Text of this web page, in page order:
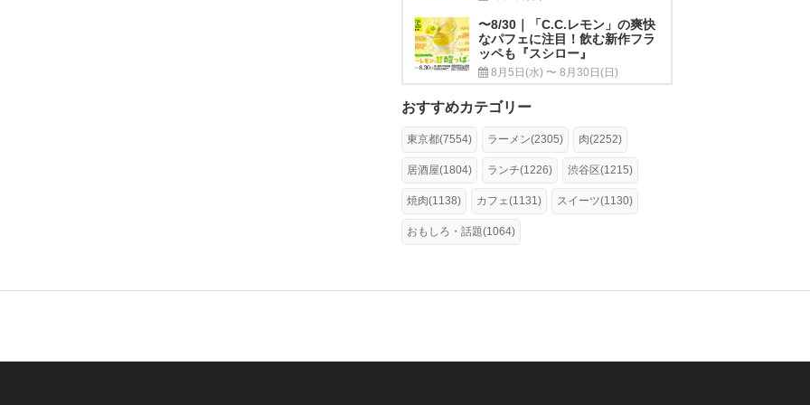
〜8/30｜「C.C.レモン」の爽快
なパフェに注目！飲む新作フラ
ッペも『スシロー』
8月5日(水) 〜 8月30日(日)
おすすめカテゴリー
東京都(7554) ラーメン(2305) 肉(2252)
居酒屋(1804) ランチ(1226) 渋谷区(1215)
焼肉(1138) カフェ(1131) スイーツ(1130)
おもしろ・話題(1064)